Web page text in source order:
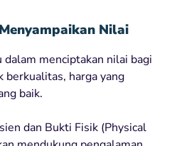
Nilai
menciptakan nilai bagi
berkualitas, harga yang
baik.
dan Bukti Fisik (Physical